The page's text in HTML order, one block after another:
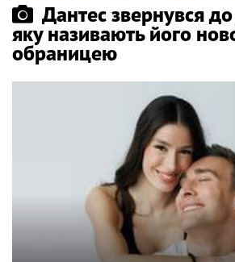
Дантес звернувся
яку називають його
обраницею